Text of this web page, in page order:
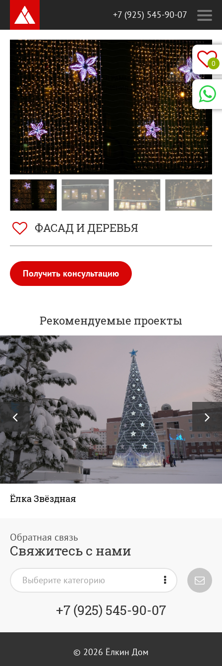
0
+7 (925) 545-90-07
ФACAД И ДЕРЕВЬЯ
Получить консультацию
Рекомендуемые проекты
Ёлка Звёздная
Свяжитесь с нами
Выберите категорию
+7 (925) 545-90-07
© 2026 Ёлкин Дом